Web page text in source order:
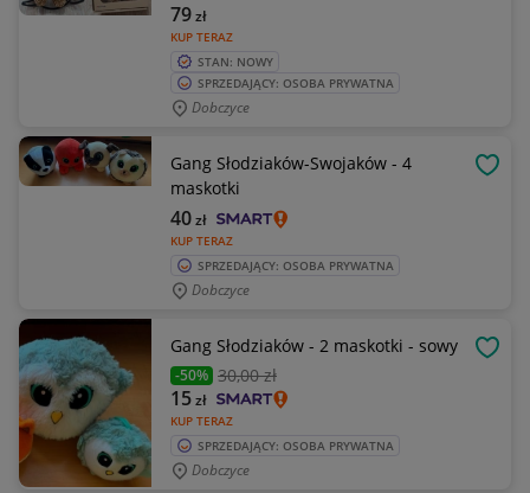
KUP TERAZ
79zł
STAN: NOWY
SPRZEDAJĄCY: OSOBA PRYWATNA
Dobczyce
Gang Słodziaków-Swojaków - 4
maskotki
KUP TERAZ
40zł
SPRZEDAJĄCY: OSOBA PRYWATNA
Dobczyce
Gang Słodziaków - 2 maskotki - sowy
-50% 30,00 zł
KUP TERAZ
15zł
SPRZEDAJĄCY: OSOBA PRYWATNA
Dobczyce